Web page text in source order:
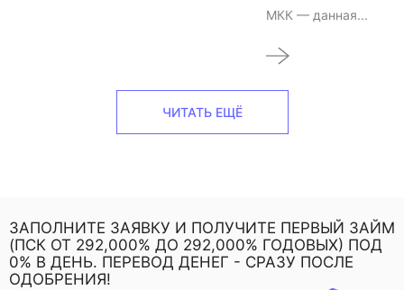
МКК — данная...
ЧИТАТЬ ЕЩЁ
ЗАПОЛНИТЕ ЗАЯВКУ И ПОЛУЧИТЕ ПЕРВЫЙ ЗАЙМ
(ПСК ОТ 292,000% ДО 292,000% ГОДОВЫХ) ПОД
0% В ДЕНЬ. ПЕРЕВОД ДЕНЕГ - СРАЗУ ПОСЛЕ
ОДОБРЕНИЯ!